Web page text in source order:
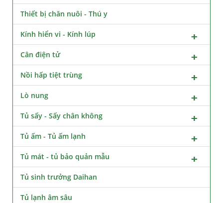
Thiết bị chăn nuôi - Thú y
Kính hiển vi - Kính lúp
Cân điện tử
Nồi hấp tiệt trùng
Lò nung
Tủ sấy - Sấy chân không
Tủ ấm - Tủ ấm lạnh
Tủ mát - tủ bảo quản mẫu
Tủ sinh trưởng Daihan
Tủ lạnh âm sâu